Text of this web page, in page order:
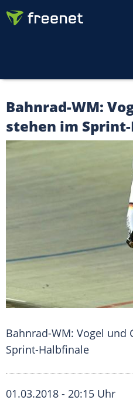
Bahnrad-WM:
stehen im
Bahnrad-WM: Vogel und
Sprint-Halbfinale
01.03.2018 - 20:15 Uhr